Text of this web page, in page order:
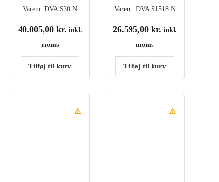
Varenr. DVA S30 N
40.005,00 kr. inkl.
moms
Tilføj til kurv
Varenr. DVA S1518 N
26.595,00 kr. inkl.
moms
Tilføj til kurv
⚠️ ⚠️